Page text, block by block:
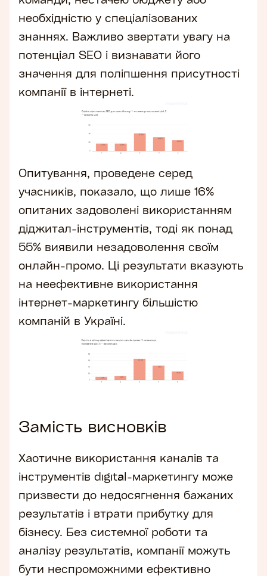
необхідністю у спеціалізованих
знаннях. Важливо звертати увагу на
потенціал SEO і визнавати його
значення для поліпшення присутності
компанії в інтернеті.
Опитування, проведене серед
учасників, показало, що лише 16%
опитаних задоволені використанням
діджитал-інструментів, тоді як понад
55% виявили незадоволення своїм
онлайн-промо. Ці результати вказують
на неефективне використання
інтернет-маркетингу більшістю
компаній в Україні.
Замість висновків
Хаотичне використання каналів та
інструментів digital-маркетингу може
призвести до недосягнення бажаних
результатів і втрати прибутку для
бізнесу. Без системної роботи та
аналізу результатів, компанії можуть
бути неспроможними ефективно